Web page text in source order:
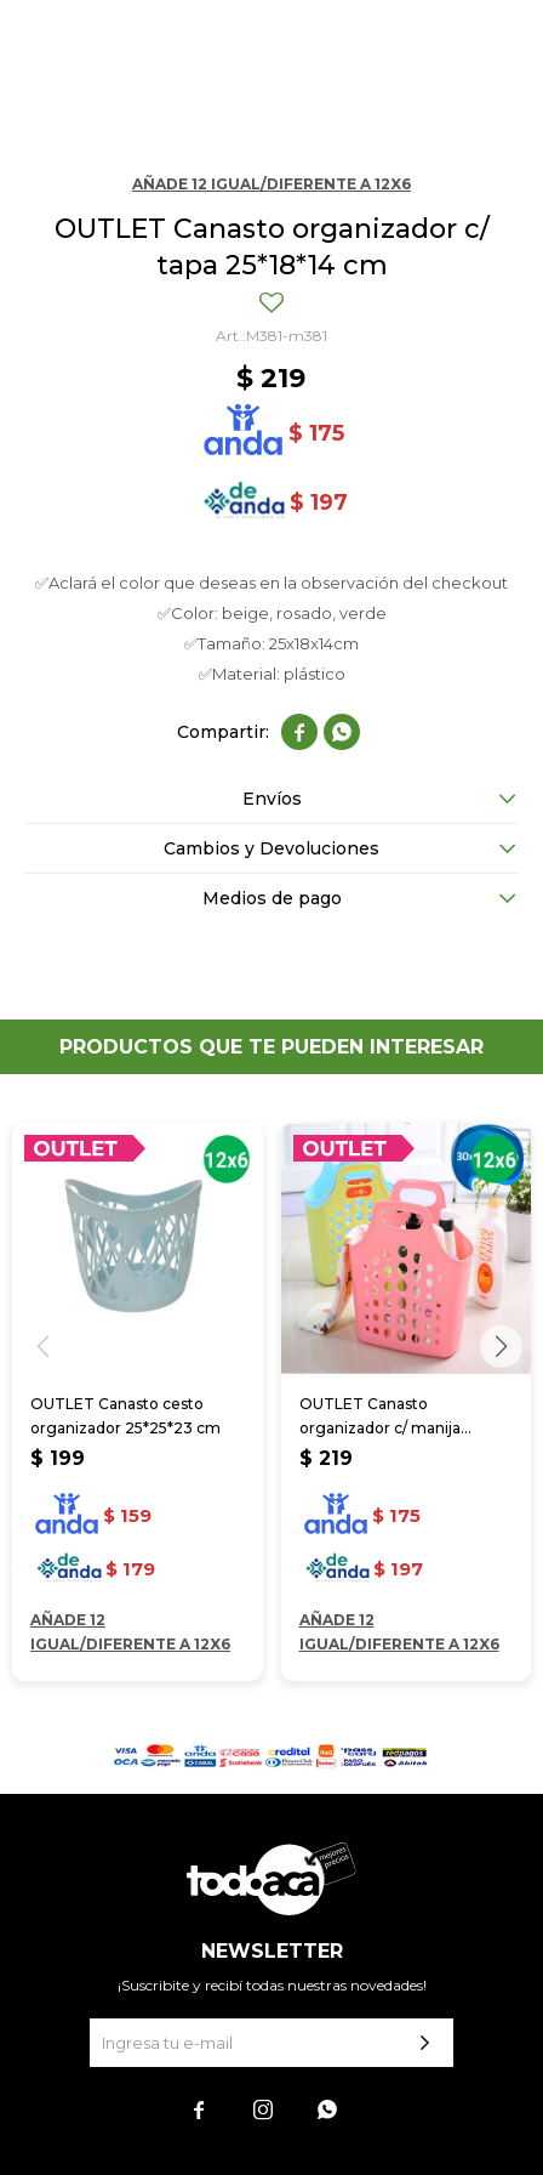
AÑADE 12 IGUAL/DIFERENTE A 12X6
OUTLET Canasto organizador c/
tapa 25*18*14 cm
M381-m381
$ 219
$ 175
$ 197
✅Aclará el color que deseas en la observación del checkout
✅Color: beige, rosado, verde
✅Tamaño: 25x18x14cm
✅Material: plástico
 
Envíos
Cambios y Devoluciones
Medios de pago
PRODUCTOS QUE TE PUEDEN INTERESAR
OUTLET Canasto cesto
organizador 25*25*23 cm
$ 199
$ 159
$ 179
AÑADE 12
IGUAL/DIFERENTE A 12X6
OUTLET Canasto
organizador c/ manija
30*14*27 cm
$ 219
$ 175
$ 197
AÑADE 12
IGUAL/DIFERENTE A 12X6
NEWSLETTER
¡Suscribite y recibí todas nuestras novedades!
  